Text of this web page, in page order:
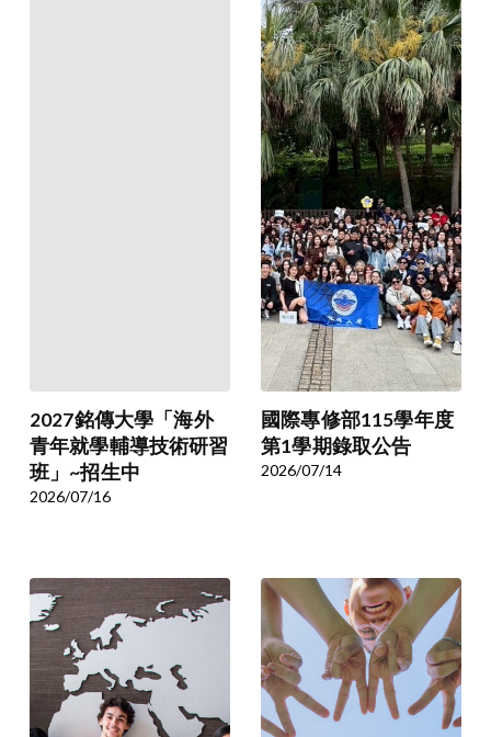
2027銘傳大學「海外
青年就學輔導技術研習
班」~招生中
2026/07/16
國際專修部115學年度
第1學期錄取公告
2026/07/14